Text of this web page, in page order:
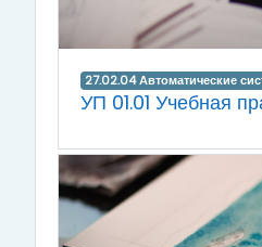
27.02.04 Автоматические
УП 01.01 Учебная